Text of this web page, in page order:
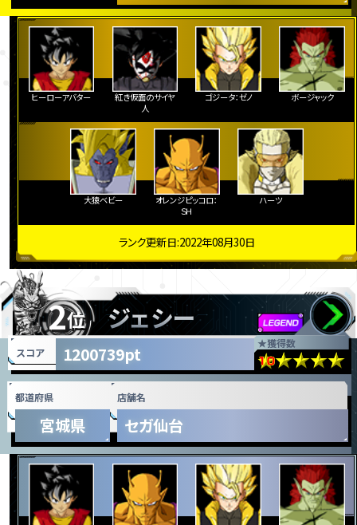
ヒーローアバター
紅き仮面のサイヤ
人
ゴジータ：ゼノ ボージャック
大猿ベビー
オレンジピッコロ：
ＳＨ
ハーツ
ランク更新日:2022年08月30日
2位 ジェシー
★獲得数
スコア 1200739pt
都道府県
宮城県
店舗名
セガ仙台